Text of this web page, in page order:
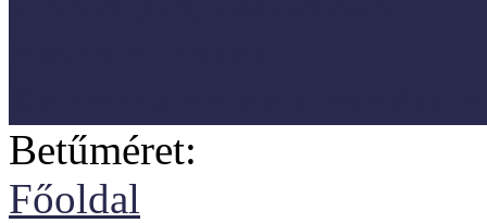
Betűméret:
Főoldal